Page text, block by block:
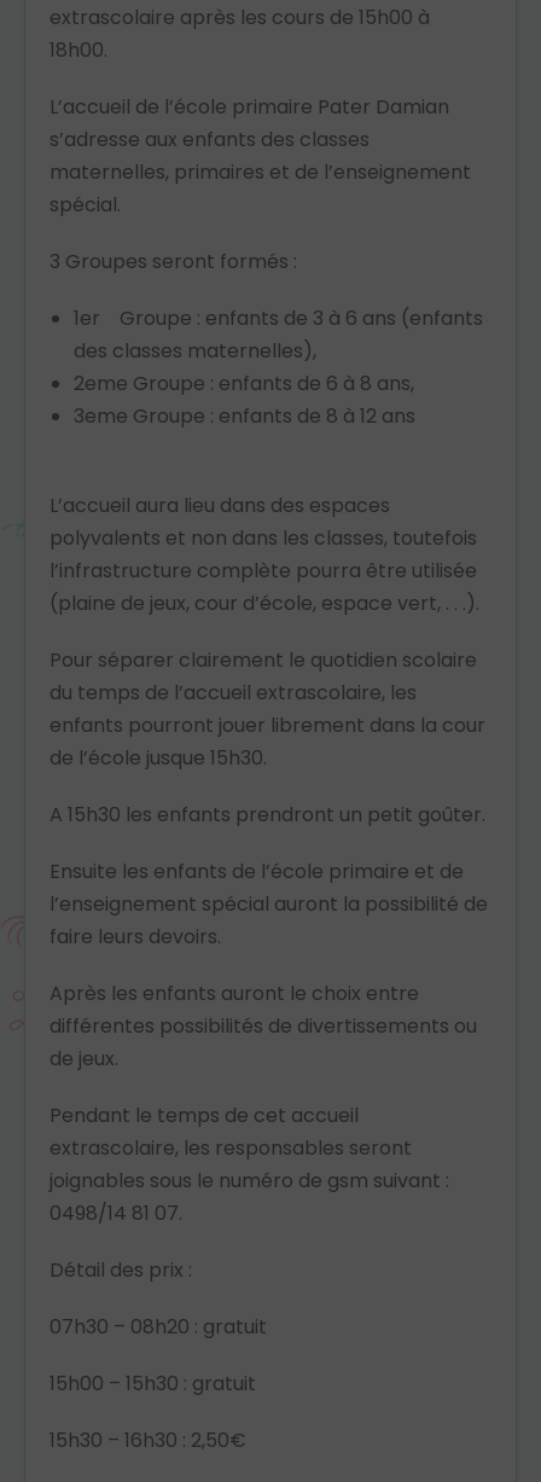
extrascolaire après les cours de 15h00 à
18h00.
L’accueil de l’école primaire Pater Damian
s’adresse aux enfants des classes
maternelles, primaires et de l’enseignement
spécial.
3 Groupes seront formés :
1er Groupe : enfants de 3 à 6 ans (enfants
des classes maternelles),
2eme Groupe : enfants de 6 à 8 ans,
3eme Groupe : enfants de 8 à 12 ans
L’accueil aura lieu dans des espaces
polyvalents et non dans les classes, toutefois
l’infrastructure complète pourra être utilisée
(plaine de jeux, cour d’école, espace vert, . . .).
Pour séparer clairement le quotidien scolaire
du temps de l’accueil extrascolaire, les
enfants pourront jouer librement dans la cour
de l’école jusque 15h30.
A 15h30 les enfants prendront un petit goûter.
Ensuite les enfants de l’école primaire et de
l’enseignement spécial auront la possibilité de
faire leurs devoirs.
Après les enfants auront le choix entre
différentes possibilités de divertissements ou
de jeux.
Pendant le temps de cet accueil
extrascolaire, les responsables seront
joignables sous le numéro de gsm suivant :
0498/14 81 07.
Détail des prix :
07h30 – 08h20 : gratuit
15h00 – 15h30 : gratuit
15h30 – 16h30 : 2,50€